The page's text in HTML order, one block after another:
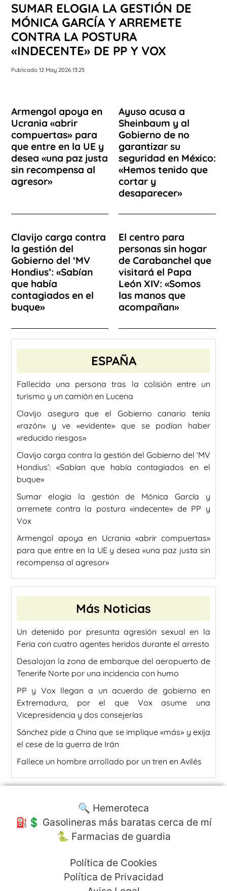
SUMAR ELOGIA LA GESTIÓN DE
MÓNICA GARCÍA Y ARREMETE
CONTRA LA POSTURA
«INDECENTE» DE PP Y VOX
Publicado 12 May 2026 13:25
Armengol apoya en
Ucrania «abrir
compuertas» para
que entre en la UE y
desea «una paz justa
sin recompensa al
agresor»
Ayuso acusa a
Sheinbaum y al
Gobierno de no
garantizar su
seguridad en México:
«Hemos tenido que
cortar y
desaparecer»
Clavijo carga contra
la gestión del
Gobierno del ‘MV
Hondius’: «Sabían
que había
contagiados en el
buque»
El centro para
personas sin hogar
de Carabanchel que
visitará el Papa
León XIV: «Somos
las manos que
acompañan»
ESPAÑA
Fallecida una persona tras la colisión entre un
turismo y un camión en Lucena
Clavijo asegura que el Gobierno canario tenía
«razón» y ve «evidente» que se podían haber
«reducido riesgos»
Clavijo carga contra la gestión del Gobierno del ‘MV
Hondius’: «Sabían que había contagiados en el
buque»
Sumar elogia la gestión de Mónica García y
arremete contra la postura «indecente» de PP y
Vox
Armengol apoya en Ucrania «abrir compuertas»
para que entre en la UE y desea «una paz justa sin
recompensa al agresor»
Más Noticias
Un detenido por presunta agresión sexual en la
Feria con cuatro agentes heridos durante el arresto
Desalojan la zona de embarque del aeropuerto de
Tenerife Norte por una incidencia con humo
PP y Vox llegan a un acuerdo de gobierno en
Extremadura, por el que Vox asume una
Vicepresidencia y dos consejerías
Sánchez pide a China que se implique «más» y exija
el cese de la guerra de Irán
Fallece un hombre arrollado por un tren en Avilés
🔍 Hemeroteca
⛽️💲 Gasolineras más baratas cerca de mí
🐍 Farmacias de guardia
Política de Cookies
Política de Privacidad